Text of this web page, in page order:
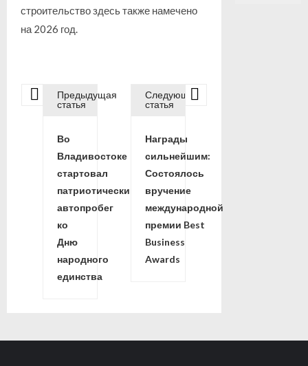
строительство здесь также намечено
на 2026 год.
ц
Предыдущая
статья
Во
Владивостоке
стартовал
патриотический
автопробег
ко
Дню
народного
единства
Следующая
статья
Награды
сильнейшим:
Состоялось
вручение
международной
премии Best
Business
Awards